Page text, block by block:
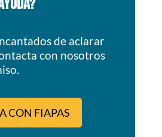
de aclarar
con nosotros
CON FIAPAS